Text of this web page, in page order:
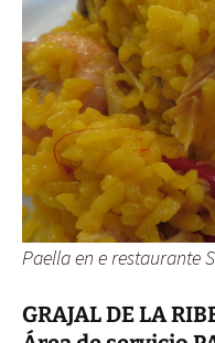
Paella en e restaurante
GRAJAL DE LA